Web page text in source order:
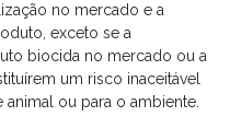
no mercado e a
exceto se a
biocida no mercado ou a
um risco inaceitável
animal ou para o ambiente.